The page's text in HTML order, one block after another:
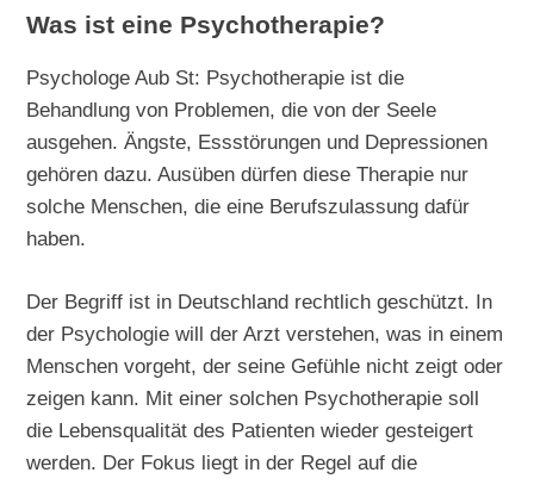
Was ist eine Psychotherapie?
Psychologe Aub St: Psychotherapie ist die
Behandlung von Problemen, die von der Seele
ausgehen. Ängste, Essstörungen und Depressionen
gehören dazu. Ausüben dürfen diese Therapie nur
solche Menschen, die eine Berufszulassung dafür
haben.
Der Begriff ist in Deutschland rechtlich geschützt. In
der Psychologie will der Arzt verstehen, was in einem
Menschen vorgeht, der seine Gefühle nicht zeigt oder
zeigen kann. Mit einer solchen Psychotherapie soll
die Lebensqualität des Patienten wieder gesteigert
werden. Der Fokus liegt in der Regel auf die